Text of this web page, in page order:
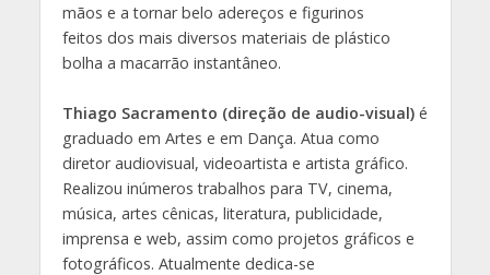
mãos e a tornar belo adereços e figurinos
feitos dos mais diversos materiais de plástico
bolha a macarrão instantâneo.
Thiago Sacramento (direção de audio-visual)é
graduado em Artes e em Dança. Atua como
diretor audiovisual, videoartista e artista gráfico.
Realizou inúmeros trabalhos para TV, cinema,
música, artes cênicas, literatura, publicidade,
imprensa e web, assim como projetos gráficos e
fotográficos. Atualmente dedica-se